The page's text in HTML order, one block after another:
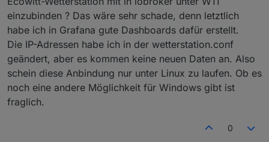
einzubinden ? Das wäre sehr schade, denn letztlich
habe ich in Grafana gute Dashboards dafür erstellt.
Die IP-Adressen habe ich in der wetterstation.conf
geändert, aber es kommen keine neuen Daten an. Also
schein diese Anbindung nur unter Linux zu laufen. Ob es
noch eine andere Möglichkeit für Windows gibt ist
fraglich.
0